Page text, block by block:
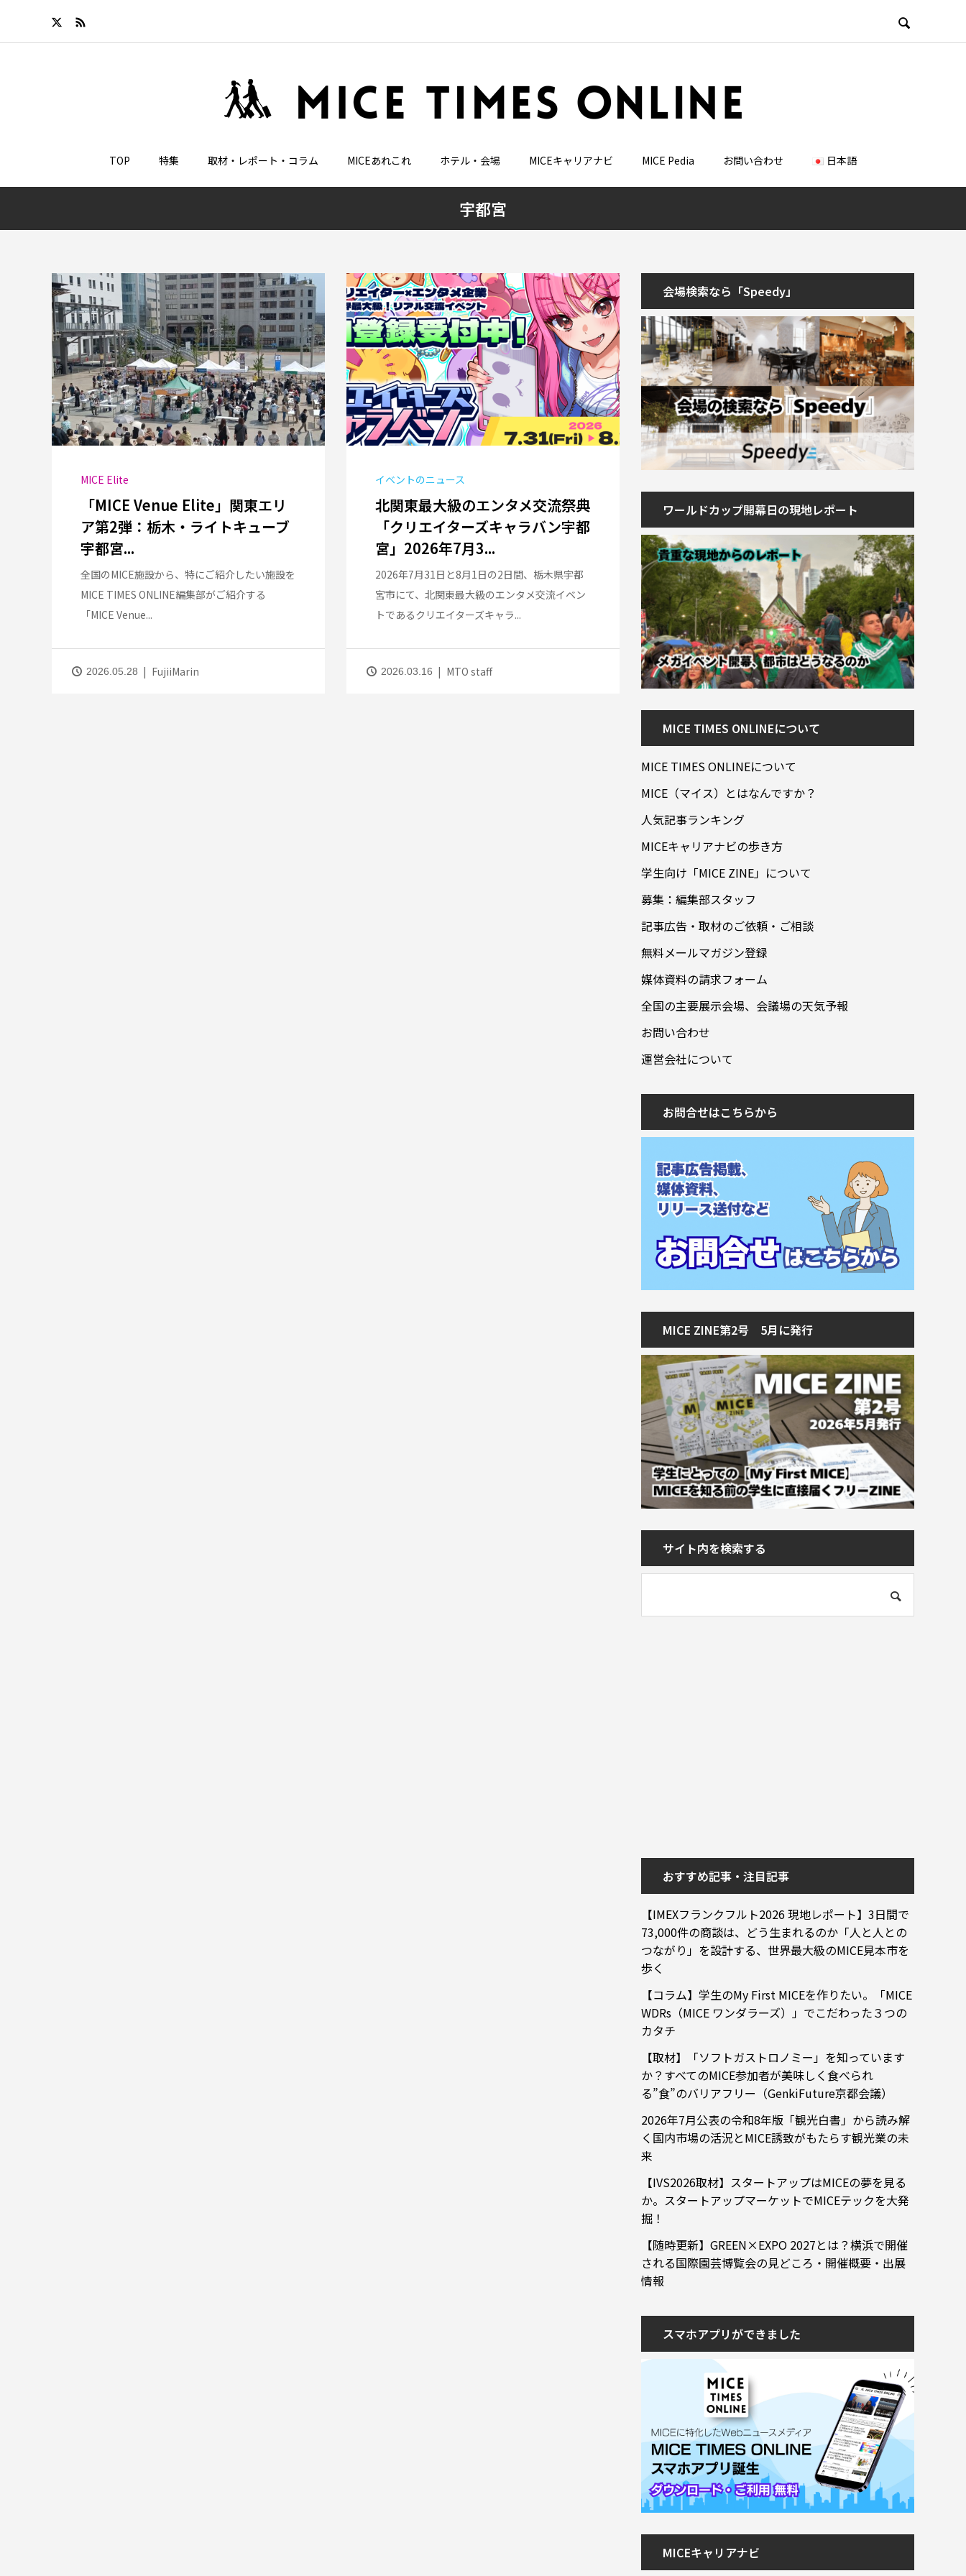

TOP 特集 取材・レポート・コラム MICEあれこれ ホテル・会場 MICEキャリアナビ MICE Pedia お問い合わせ 日本語
宇都宮
MICE Elite
「MICE Venue Elite」関東エリ
ア第2弾：栃木・ライトキューブ
宇都宮...
全国のMICE施設から、特にご紹介したい施設を
MICE TIMES ONLINE編集部がご紹介する
「MICE Venue...
2026.05.28 FujiiMarin
イベントのニュース
北関東最大級のエンタメ交流祭典
「クリエイターズキャラバン宇都
宮」2026年7月3...
2026年7月31日と8月1日の2日間、栃木県宇都
宮市にて、北関東最大級のエンタメ交流イベン
トであるクリエイターズキャラ...
2026.03.16 MTO staff
会場検索なら「Speedy」
ワールドカップ開幕日の現地レポート
MICE TIMES ONLINEについて
MICE TIMES ONLINEについて
MICE（マイス）とはなんですか？
人気記事ランキング
MICEキャリアナビの歩き方
学生向け「MICE ZINE」について
募集：編集部スタッフ
記事広告・取材のご依頼・ご相談
無料メールマガジン登録
媒体資料の請求フォーム
全国の主要展示会場、会議場の天気予報
お問い合わせ
運営会社について
お問合せはこちらから
MICE ZINE第2号 5月に発行
サイト内を検索する
おすすめ記事・注目記事
【IMEXフランクフルト2026 現地レポート】3日間で
73,000件の商談は、どう生まれるのか「人と人との
つながり」を設計する、世界最大級のMICE見本市を
歩く
【コラム】学生のMy First MICEを作りたい。「MICE
WDRs（MICE ワンダラーズ）」でこだわった３つの
カタチ
【取材】「ソフトガストロノミー」を知っています
か？すべてのMICE参加者が美味しく食べられ
る”食”のバリアフリー（GenkiFuture京都会議）
2026年7月公表の令和8年版「観光白書」から読み解
く国内市場の活況とMICE誘致がもたらす観光業の未
来
【IVS2026取材】スタートアップはMICEの夢を見る
か。スタートアップマーケットでMICEテックを大発
掘！
【随時更新】GREEN×EXPO 2027とは？横浜で開催
される国際園芸博覧会の見どころ・開催概要・出展
情報
スマホアプリができました
MICEキャリアナビ